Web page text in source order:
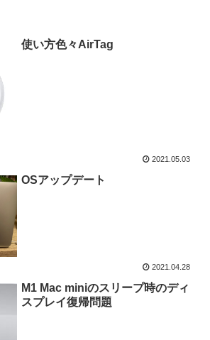
使い方色々AirTag
2021.05.03
OSアップデート
2021.04.28
M1 Mac miniのスリープ時のディ
スプレイ復帰問題